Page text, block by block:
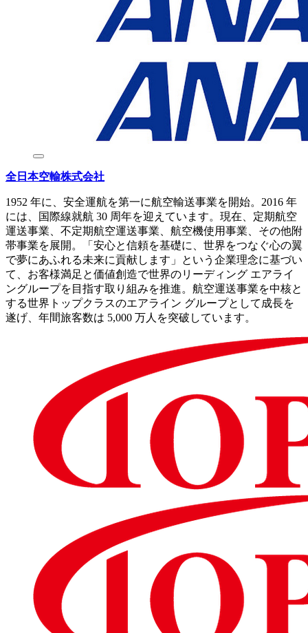
全日本空輸株式会社
1952 年に、安全運航を第一に航空輸送事業を開始。2016 年
には、国際線就航 30 周年を迎えています。現在、定期航空
運送事業、不定期航空運送事業、航空機使用事業、その他附
帯事業を展開。「安心と信頼を基礎に、世界をつなぐ心の翼
で夢にあふれる未来に貢献します」という企業理念に基づい
て、お客様満足と価値創造で世界のリーディング エアライ
ングループを目指す取り組みを推進。航空運送事業を中核と
する世界トップクラスのエアライン グループとして成長を
遂げ、年間旅客数は 5,000 万人を突破しています。